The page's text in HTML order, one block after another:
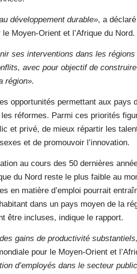
développement durable», a
Moyen-Orient et l’Afrique du Nord.
ses interventions dans les
avec pour objectif de
région».
opportunités permettant aux pays
réformes. Parmi ces priorités
et privé, de mieux répartir les
et de promouvoir l’innovation.
au cours des 50 dernières
du Nord reste le plus faible au
en matière d’emploi pourrait
dans un pays moyen de la
être incluses, indique le rapport.
gains de productivité substantiels,
pour le Moyen-Orient et
d’employés dans le secteur